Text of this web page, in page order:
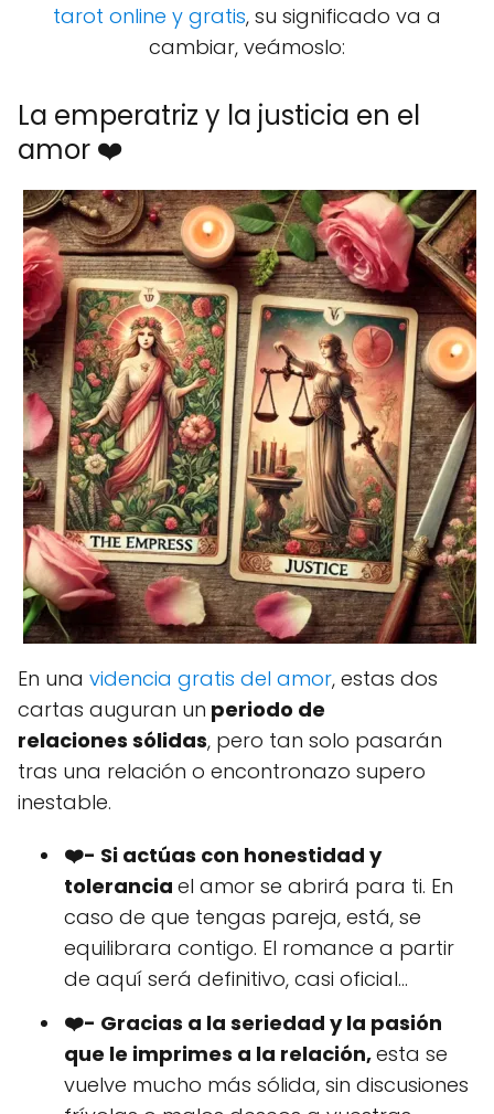
tarot online y gratis, su significado va a
cambiar, veámoslo:
La emperatriz y la justicia en el
amor ❤️
En una videncia gratis del amor, estas dos
cartas auguran un periodo de
relaciones sólidas, pero tan solo pasarán
tras una relación o encontronazo supero
inestable.
❤️- Si actúas con honestidad y
tolerancia el amor se abrirá para ti. En
caso de que tengas pareja, está, se
equilibrara contigo. El romance a partir
de aquí será definitivo, casi oficial...
❤️- Gracias a la seriedad y la pasión
que le imprimes a la relación,esta se
vuelve mucho más sólida, sin discusiones